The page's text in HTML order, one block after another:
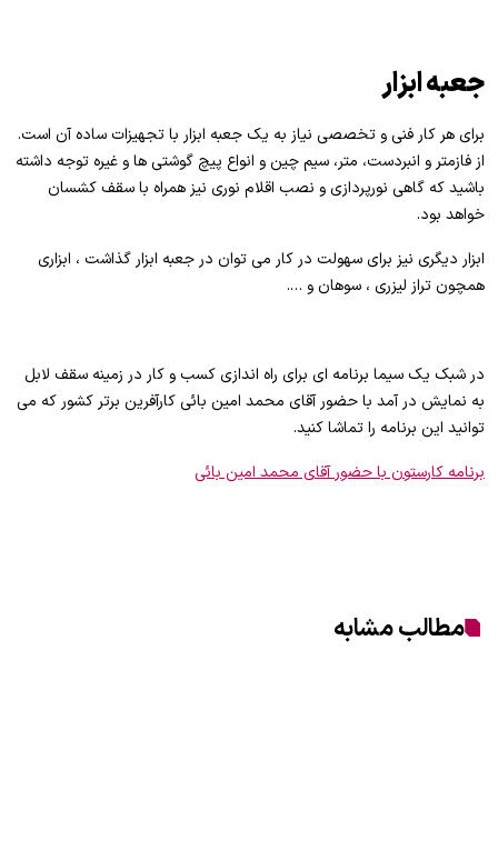
جعبه ابزار
برای هر کار فنی و تخصصی نیاز به یک جعبه ابزار با تجهیزات ساده آن است.
از فازمتر و انبردست، متر، سیم چین و انواع پیچ گوشتی ها و غیره توجه داشته
باشید که گاهی نورپردازی و نصب اقلام نوری نیز همراه با سقف کشسان
خواهد بود.
ابزار دیگری نیز برای سهولت در کار می توان در جعبه ابزار گذاشت ، ابزاری
همچون تراز لیزری ، سوهان و ….
در شبک یک سیما برنامه ای برای راه اندازی کسب و کار در زمینه سقف لابل
به نمایش در آمد با حضور آقای محمد امین بائی کارآفرین برتر کشور که می
توانید این برنامه را تماشا کنید.
برنامه کارستون با حضور آقای محمد امین بائی
مطالب مشابه